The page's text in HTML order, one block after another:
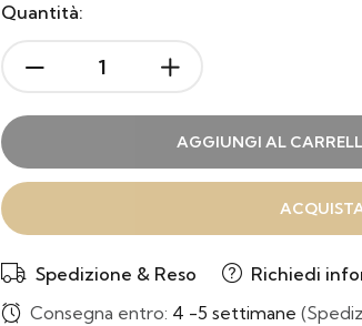
Quantità:
AGGIUNGI AL
Spedizione & Reso Richiedi
Consegna entro: 4 -5 settimane